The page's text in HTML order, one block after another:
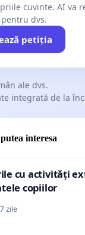
cuvinte. AI va
dvs.
petiția
ale dvs.
integrată de la
interesa
cu activități
copiilor
zile